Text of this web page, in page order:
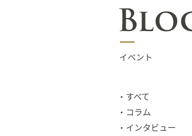
イベント
すべて
コラム
インタビュー